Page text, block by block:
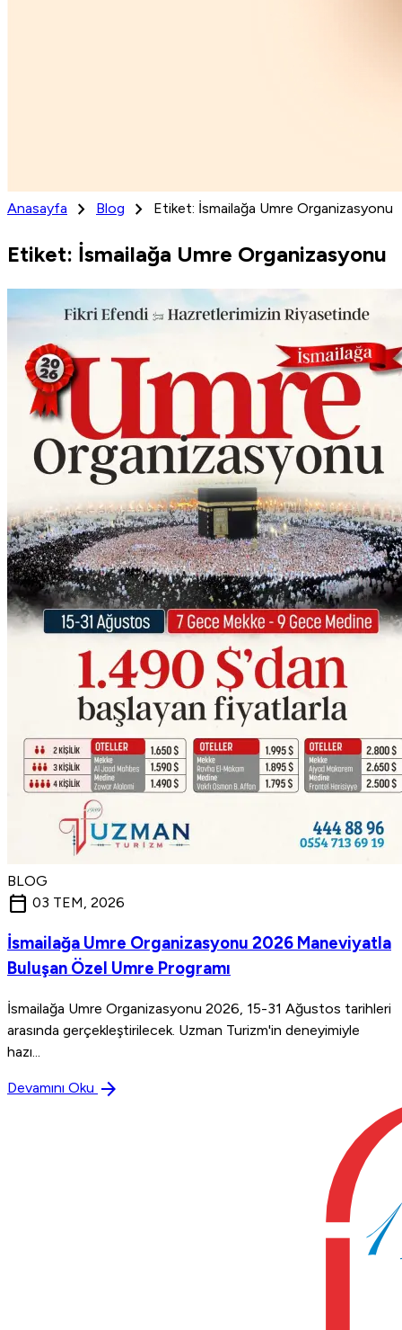
Anasayfa chevron_right Blog chevron_right Etiket: İsmailağa Umre Organizasyonu
Etiket: İsmailağa Umre Organizasyonu
BLOG
calendar_today 03 TEM, 2026
İsmailağa Umre Organizasyonu 2026 Maneviyatla
Buluşan Özel Umre Programı
İsmailağa Umre Organizasyonu 2026, 15-31 Ağustos tarihleri
arasında gerçekleştirilecek. Uzman Turizm'in deneyimiyle
hazı...
Devamını Oku arrow_forward